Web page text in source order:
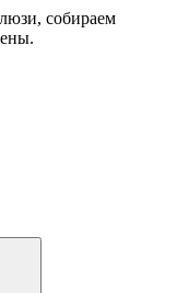
собираем